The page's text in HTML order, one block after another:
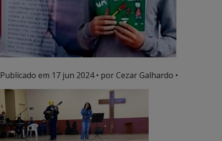
Publicado em 17 jun 2024• por Cezar Galhardo •